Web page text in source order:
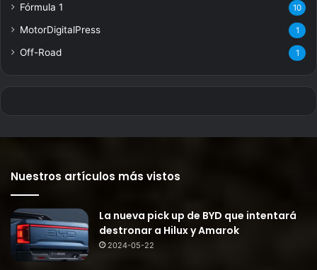
Fórmula 1 10
MotorDigitalPress 1
Off-Road 1
Nuestros artículos más vistos
La nueva pick up de BYD que intentará
destronar a Hilux y Amarok
2024-05-22